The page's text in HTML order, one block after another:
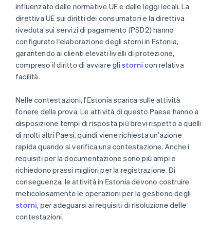
influenzato dalle normative UE e dalle leggi locali. La
direttiva UE sui diritti dei consumatori e la direttiva
riveduta sui servizi di pagamento (PSD2) hanno
configurato l'elaborazione degli storni in Estonia,
garantendo ai clienti elevati livelli di protezione,
compreso il diritto di avviare gli storni con relativa
facilità.
Nelle contestazioni, l'Estonia scarica sulle attività
l'onere della prova. Le attività di questo Paese hanno a
disposizione tempi di risposta più brevi rispetto a quelli
di molti altri Paesi, quindi viene richiesta un'azione
rapida quando si verifica una contestazione. Anche i
requisiti per la documentazione sono più ampi e
richiedono prassi migliori per la registrazione. Di
conseguenza, le attività in Estonia devono costruire
meticolosamente le operazioni per la gestione degli
storni, per adeguarsi ai requisiti di risoluzione delle
contestazioni.